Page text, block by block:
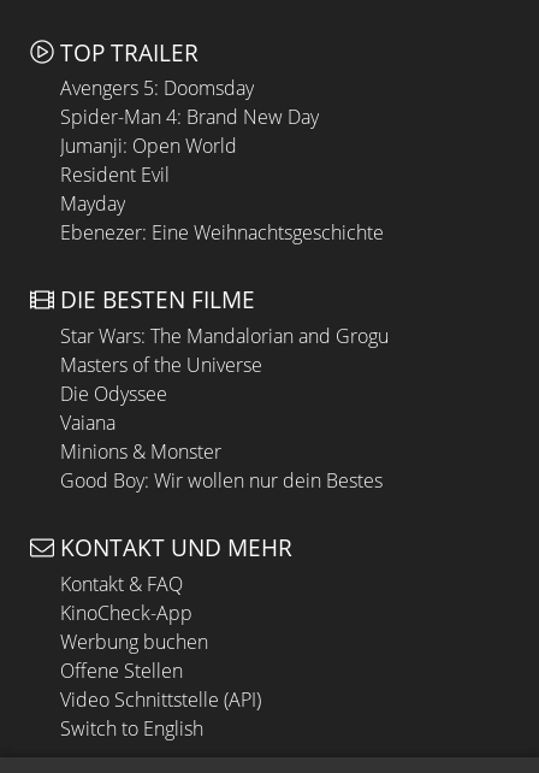
TOP TRAILER
Avengers 5: Doomsday
Spider-Man 4: Brand New Day
Jumanji: Open World
Resident Evil
Mayday
Ebenezer: Eine Weihnachtsgeschichte
DIE BESTEN FILME
Star Wars: The Mandalorian and Grogu
Masters of the Universe
Die Odyssee
Vaiana
Minions & Monster
Good Boy: Wir wollen nur dein Bestes
KONTAKT UND MEHR
Kontakt & FAQ
KinoCheck-App
Werbung buchen
Offene Stellen
Video Schnittstelle (API)
Switch to English